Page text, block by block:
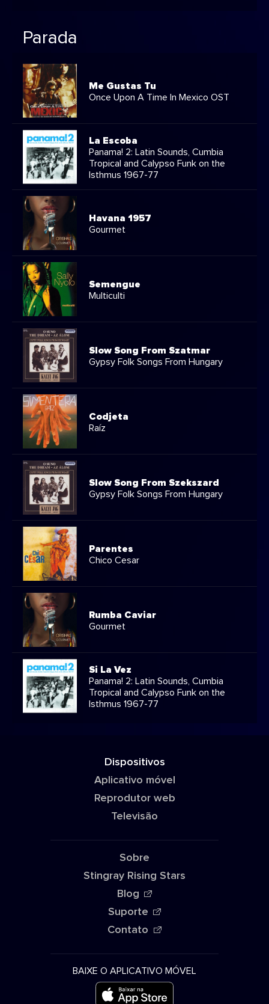
Parada
Me Gustas Tu
Once Upon A Time In Mexico OST
La Escoba
Panama! 2: Latin Sounds, Cumbia
Tropical and Calypso Funk on the
Isthmus 1967-77
Havana 1957
Gourmet
Semengue
Multiculti
Slow Song From Szatmar
Gypsy Folk Songs From Hungary
Codjeta
Raíz
Slow Song From Szekszard
Gypsy Folk Songs From Hungary
Parentes
Chico Cesar
Rumba Caviar
Gourmet
Si La Vez
Panama! 2: Latin Sounds, Cumbia
Tropical and Calypso Funk on the
Isthmus 1967-77
Dispositivos
Aplicativo móvel
Reprodutor web
Televisão
Sobre
Stingray Rising Stars
Blog
Suporte
Contato
BAIXE O APLICATIVO MÓVEL